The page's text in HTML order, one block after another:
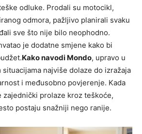
odluke. Prodali su motocikl,
odmora, pažljivo planirali svaku
sve što nije bilo neophodno.
je dodatne smjene kako bi
Kako navodi Mondo, upravo u
najviše dolaze do izražaja
i međusobno povjerenje. Kada
zajednički prolaze kroz teškoće,
postaju snažniji nego ranije.